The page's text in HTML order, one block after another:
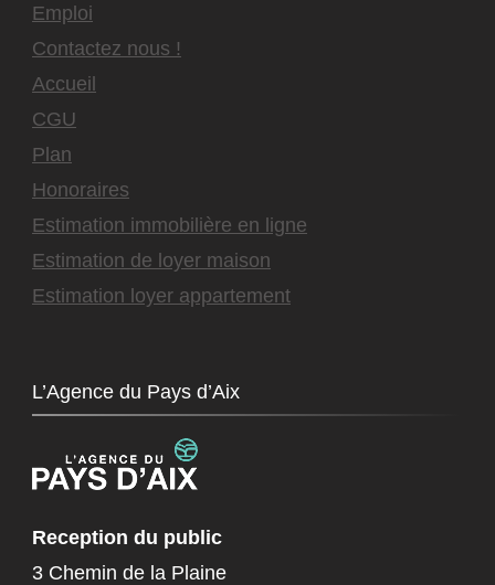
Emploi
Contactez nous !
Accueil
CGU
Plan
Honoraires
Estimation immobilière en ligne
Estimation de loyer maison
Estimation loyer appartement
L’Agence du Pays d’Aix
Reception du public
3 Chemin de la Plaine